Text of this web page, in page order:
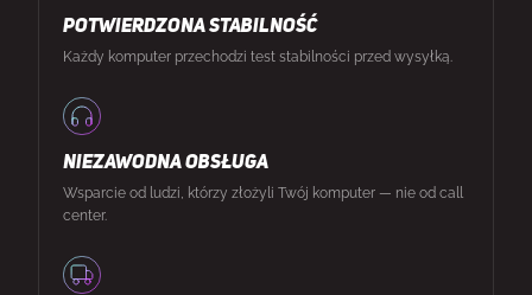
POTWIERDZONA STABILNOŚĆ
Każdy komputer przechodzi test stabilności przed wysyłką.
NIEZAWODNA OBSŁUGA
Wsparcie od ludzi, którzy złożyli Twój komputer — nie od call
center.